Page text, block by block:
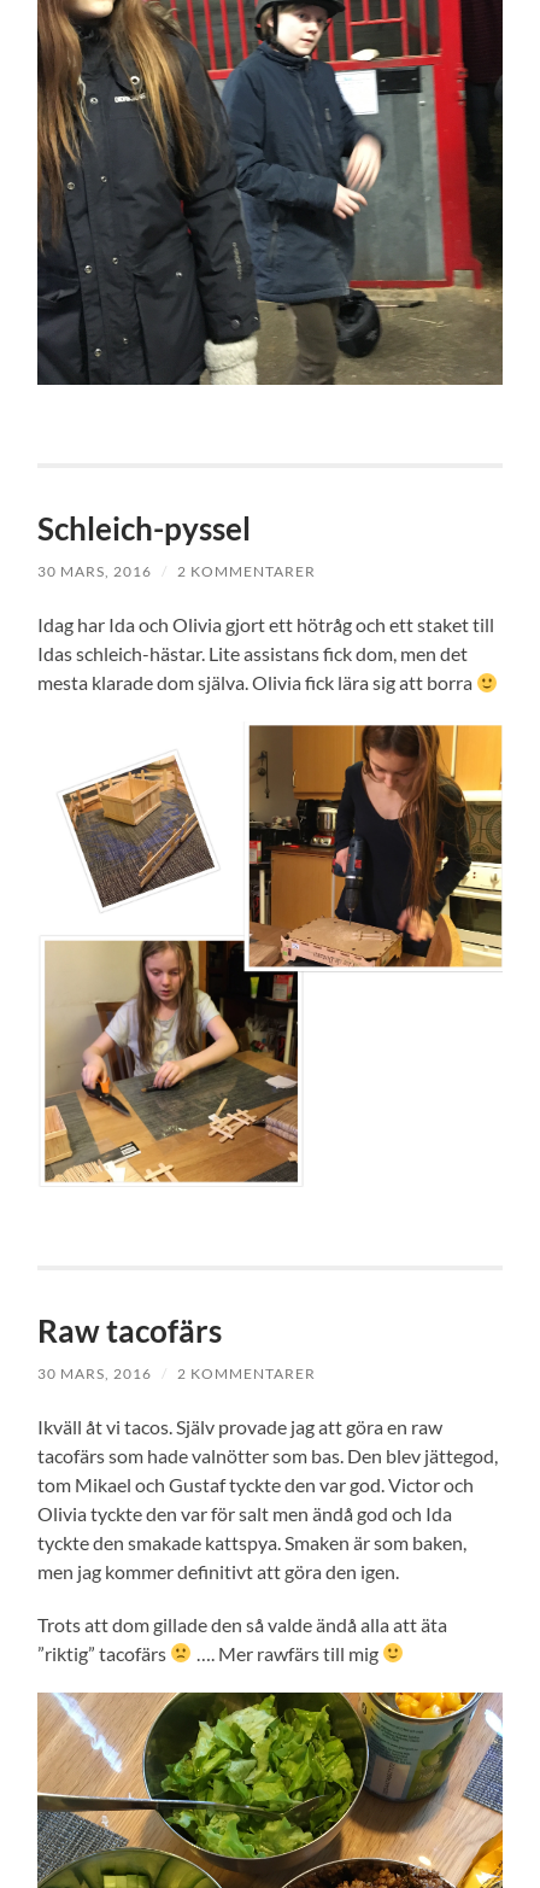
Schleich-pyssel
30 MARS, 2016 / 2 KOMMENTARER
Idag har Ida och Olivia gjort ett hötråg och ett staket till
Idas schleich-hästar. Lite assistans fick dom, men det
mesta klarade dom själva. Olivia fick lära sig att borra
Raw tacofärs
30 MARS, 2016 / 2 KOMMENTARER
Ikväll åt vi tacos. Själv provade jag att göra en raw
tacofärs som hade valnötter som bas. Den blev jättegod,
tom Mikael och Gustaf tyckte den var god. Victor och
Olivia tyckte den var för salt men ändå god och Ida
tyckte den smakade kattspya. Smaken är som baken,
men jag kommer definitivt att göra den igen.
Trots att dom gillade den så valde ändå alla att äta
”riktig” tacofärs
…. Mer rawfärs till mig